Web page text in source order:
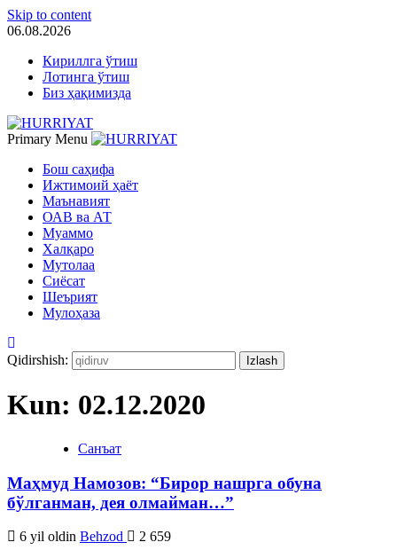
Skip to content
06.08.2026
Кириллга ўтиш
Лотинга ўтиш
Биз ҳақимизда
Primary Menu
Бош саҳифа
Ижтимоий ҳаёт
Маънавият
ОАВ ва АТ
Муаммо
Халқаро
Мутолаа
Сиёсат
Шеърият
Мулоҳаза
Qidirshish:
Kun: 02.12.2020
Санъат
Маҳмуд Намозов: “Бирор нашрга обуна
бўлганман, дея олмайман…”
6 yil oldin Behzod
2 659